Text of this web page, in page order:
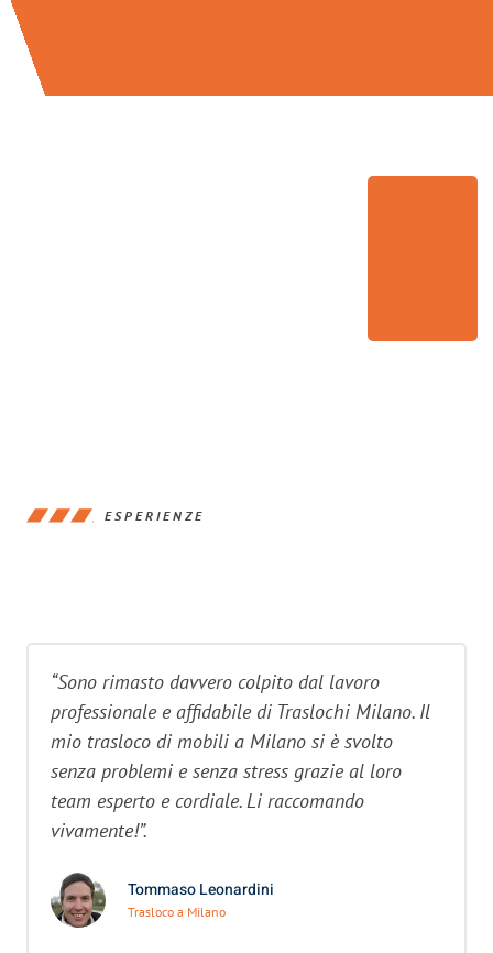
ESPERIENZE
“Sono rimasto davvero colpito dal lavoro
professionale e affidabile di Traslochi Milano. Il
mio trasloco di mobili a Milano si è svolto
senza problemi e senza stress grazie al loro
team esperto e cordiale. Li raccomando
vivamente!”.
Tommaso Leonardini
Trasloco a Milano